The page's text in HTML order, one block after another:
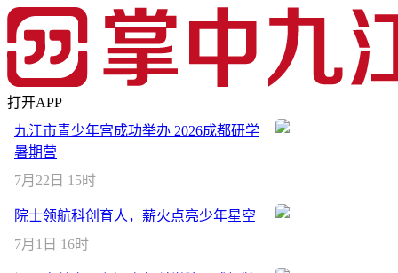
打开APP
九江市青少年宫成功举办 2026成都研学
暑期营
7月22日 15时
院士领航科创育人，薪火点亮少年星空
7月1日 16时